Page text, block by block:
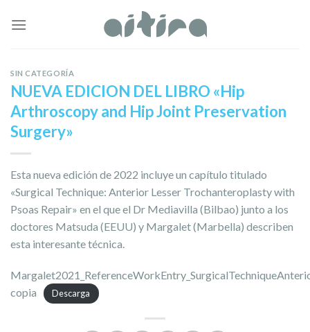
SIN CATEGORÍA
NUEVA EDICION DEL LIBRO «Hip
Arthroscopy and Hip Joint Preservation
Surgery»
Esta nueva edición de 2022 incluye un capítulo titulado
«Surgical Technique: Anterior Lesser Trochanteroplasty with
Psoas Repair» en el que el Dr Mediavilla (Bilbao) junto a los
doctores Matsuda (EEUU) y Margalet (Marbella) describen
esta interesante técnica.
copia
Descarga